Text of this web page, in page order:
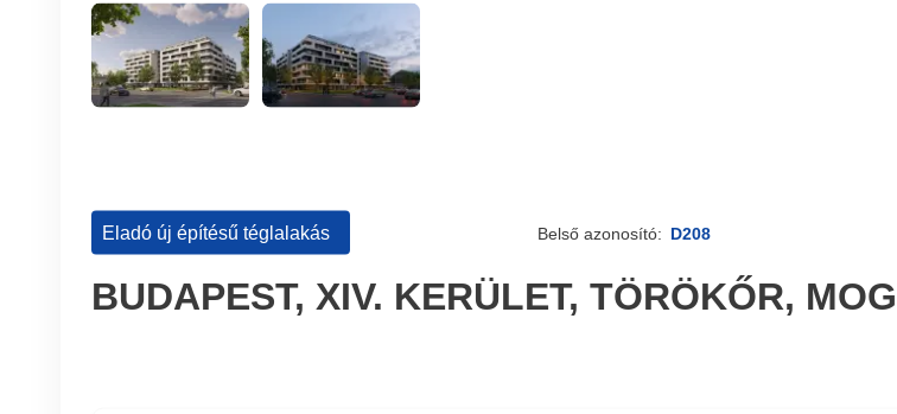
Eladó új építésű téglalakás Belső azonosító: D208
BUDAPEST, XIV. KERÜLET, TÖRÖKŐR,